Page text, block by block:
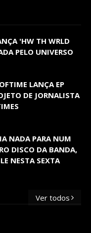
'HW TH WRLD
PELO UNIVERSO
LANÇA EP
DE JORNALISTA
NADA PARA NUM
DISCO DA BANDA,
NESTA SEXTA
Ver todos